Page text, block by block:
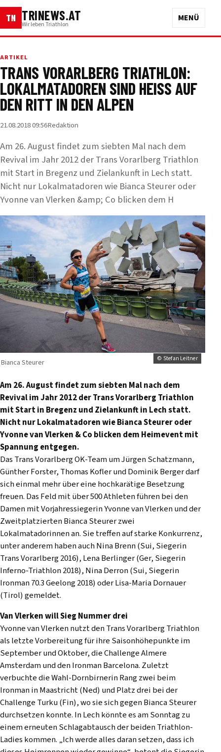
TN TRINEWS.AT
Wir leben Triathlon
MENÜ
ARTIKEL
TRANS VORARLBERG TRIATHLON:
LOKALMATADOREN SIND HEISS AUF D
EN RITT IN DEN ALPEN
21.08.2018 09:56Redaktion
Am 26. August findet zum siebten Mal nach dem
Revival im Jahr 2012 der Trans Vorarlberg Triathlon
mit Start in Bregenz und Zielankunft in Lech statt.
Nicht nur Lokalmatadoren wie Bianca Steurer oder
Yvonne van Vlerken &amp; Co blicken dem H
© Stefan Leitner
Bianca Steurer
Am 26. August findet zum siebten Mal nach dem
Revival im Jahr 2012 der Trans Vorarlberg Triathlon
mit Start in Bregenz und Zielankunft in Lech statt.
Nicht nur Lokalmatadoren wie Bianca Steurer oder
Yvonne van Vlerken & Co blicken dem Heimevent mit
Spannung entgegen.
Das Trans Vorarlberg OK-Team um Jürgen Schatzmann,
Günther Forster, Thomas Kofler und Dominik Berger darf
sich einmal mehr über eine hochkarätige Besetzung
freuen. Das Feld mit über 500 Athleten führen bei den
Damen mit Vorjahressiegerin Yvonne van Vlerken und der
Zweitplatzierten Bianca Steurer zwei
Lokalmatadorinnen an. Sie treffen auf starke Konkurrenz,
unter anderem haben auch Nina Brenn (Sui, Siegerin
Trans Vorarlberg 2016), Lena Berlinger (Ger, Siegerin
Inferno-Triathlon 2018), Nina Derron (Sui, Siegerin
Ironman 70.3 Geelong 2018) oder Lisa-Maria Dornauer
(Tirol) gemeldet.
Van Vlerken will Sieg Nummer drei
Yvonne van Vlerken nutzt den Trans Vorarlberg Triathlon
als letzte Vorbereitung für ihre Saisonhöhepunkte im
September und Oktober, die Challenge Almere
Amsterdam und den Ironman Barcelona. Zuletzt
verbuchte die Wahl-Dornbirnerin Rang zwei beim
Ironman in Maastricht (Ned) und Platz drei bei der
Challenge Turku (Fin), wo sie sich gegen Bianca Steurer
durchsetzen konnte. In Lech könnte es am Sonntag zu
einem erneuten Schlagabtausch der beiden Triathlon-
Ladies kommen. „Ich werde alles daran setzen, dass ich